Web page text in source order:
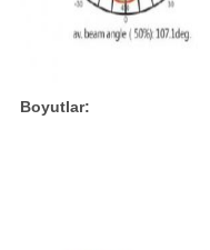
Boyutlar: